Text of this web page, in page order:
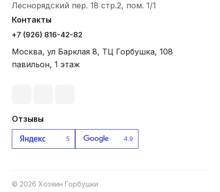
Леснорядский пер. 18 стр.2, пом. 1/1
Контакты
+7 (926) 816-42-82
Москва, ул Барклая 8, ТЦ Горбушка, 108
павильон, 1 этаж
Отзывы
5 4.9
© 2026 Хозяин Горбушки